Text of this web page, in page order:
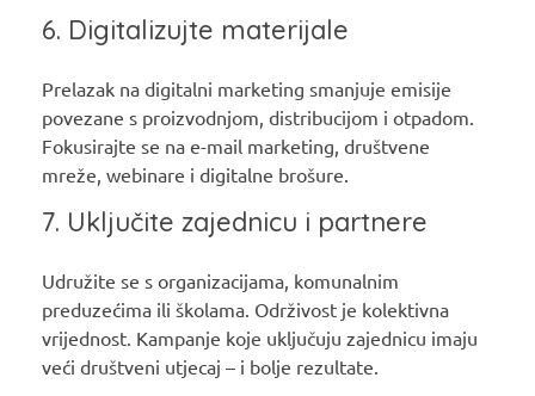
6. Digitalizujte materijale
Prelazak na digitalni marketing smanjuje emisije
povezane s proizvodnjom, distribucijom i otpadom.
Fokusirajte se na e-mail marketing, društvene
mreže, webinare i digitalne brošure.
7. Uključite zajednicu i partnere
Udružite se s organizacijama, komunalnim
preduzećima ili školama. Održivost je kolektivna
vrijednost. Kampanje koje uključuju zajednicu imaju
veći društveni utjecaj – i bolje rezultate.